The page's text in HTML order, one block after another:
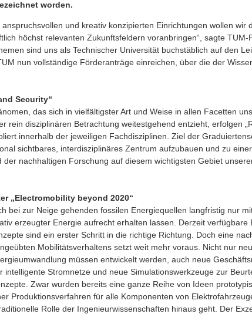
worden.
anspruchsvollen und kreativ konzipierten Einrichtungen wollen wir
höchst relevanten Zukunftsfeldern voranbringen“, sagte TUM-
sind uns als Technischer Universität buchstäblich auf den
nun vollständige Förderanträge einreichen, über die der
Security“
das sich in vielfältigster Art und Weise in allen Facetten
rein disziplinären Betrachtung weitestgehend entzieht, erfolgen
innerhalb der jeweiligen Fachdisziplinen. Ziel der
sichtbares, interdisziplinäres Zentrum aufzubauen und zu
der nachhaltigen Forschung auf diesem wichtigsten Gebiet
„Electromobility beyond 2020“
bei zur Neige gehenden fossilen Energiequellen langfristig nur
erzeugter Energie aufrecht erhalten lassen. Derzeit verfügbare
sind ein erster Schritt in die richtige Richtung. Doch eine
Mobilitätsverhaltens setzt weit mehr voraus. Nicht nur
müssen entwickelt werden, auch neue
intelligente Stromnetze und neue Simulationswerkzeuge zur
Zwar wurden bereits eine ganze Reihe von Ideen
Produktionsverfahren für alle Komponenten von
Rolle der Ingenieurwissenschaften hinaus geht. Der